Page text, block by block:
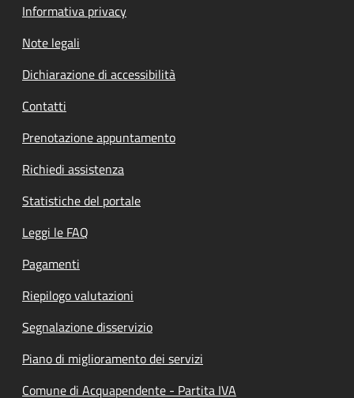
Informativa privacy
Note legali
Dichiarazione di accessibilità
Contatti
Prenotazione appuntamento
Richiedi assistenza
Statistiche del portale
Leggi le FAQ
Pagamenti
Riepilogo valutazioni
Segnalazione disservizio
Piano di miglioramento dei servizi
Comune di Acquapendente - Partita IVA